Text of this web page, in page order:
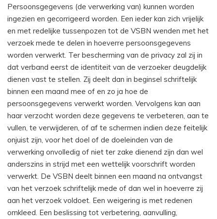
Persoonsgegevens (de verwerking van) kunnen worden
ingezien en gecorrigeerd worden. Een ieder kan zich vrijelijk
en met redelijke tussenpozen tot de VSBN wenden met het
verzoek mede te delen in hoeverre persoonsgegevens
worden verwerkt. Ter bescherming van de privacy zal zij in
dat verband eerst de identiteit van de verzoeker deugdelijk
dienen vast te stellen. Zij deelt dan in beginsel schriftelijk
binnen een maand mee of en zo ja hoe de
persoonsgegevens verwerkt worden. Vervolgens kan aan
haar verzocht worden deze gegevens te verbeteren, aan te
vullen, te verwijderen, of af te schermen indien deze feitelijk
onjuist zijn, voor het doel of de doeleinden van de
verwerking onvolledig of niet ter zake dienend zijn dan wel
anderszins in strijd met een wettelijk voorschrift worden
verwerkt. De VSBN deelt binnen een maand na ontvangst
van het verzoek schriftelijk mede of dan wel in hoeverre zij
aan het verzoek voldoet. Een weigering is met redenen
omkleed. Een beslissing tot verbetering, aanvulling,